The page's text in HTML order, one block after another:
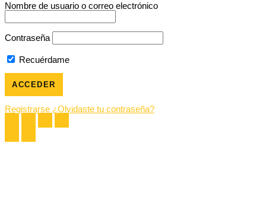
Nombre de usuario o correo electrónico
Contraseña
Recuérdame
Registrarse ¿Olvidaste tu contraseña?